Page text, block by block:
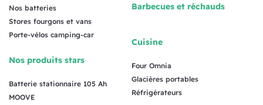
Nos batteries
Stores fourgons et vans
Porte-vélos camping-car
Nos produits stars
Batterie stationnaire 105 Ah
MOOVE
Barbecues et réchauds
Cuisine
Four Omnia
Glacières portables
Réfrigérateurs